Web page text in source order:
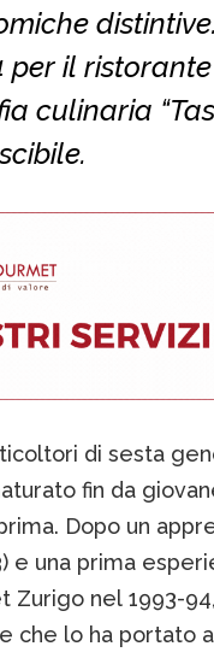
per il ristorante
culinaria
di sesta
fin da
Dopo un
e una prima
Zurigo nel 1993-
che lo ha portato